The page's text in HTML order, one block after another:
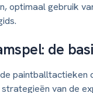
optimaal gebruik
de
van de